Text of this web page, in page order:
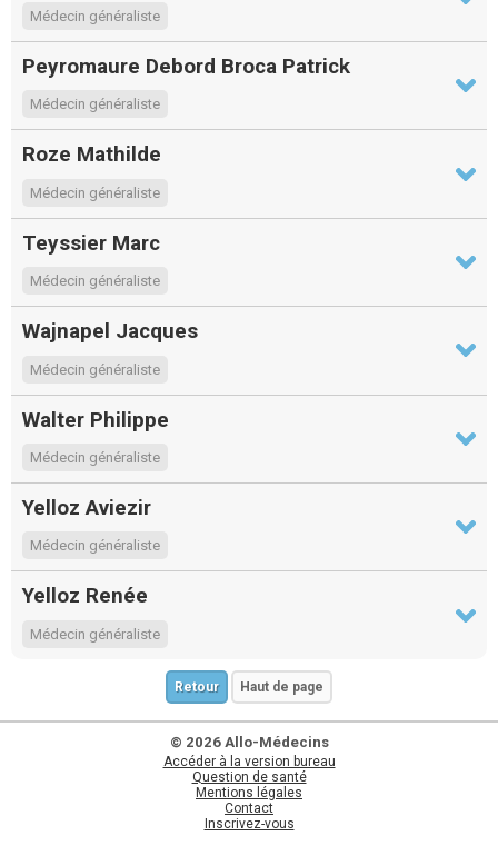
Médecin généraliste
Peyromaure Debord Broca Patrick
Médecin généraliste
Roze Mathilde
Médecin généraliste
Teyssier Marc
Médecin généraliste
Wajnapel Jacques
Médecin généraliste
Walter Philippe
Médecin généraliste
Yelloz Aviezir
Médecin généraliste
Yelloz Renée
Médecin généraliste
Retour Haut de page
© 2026 Allo-Médecins
Accéder à la version bureau
Question de santé
Mentions légales
Contact
Inscrivez-vous